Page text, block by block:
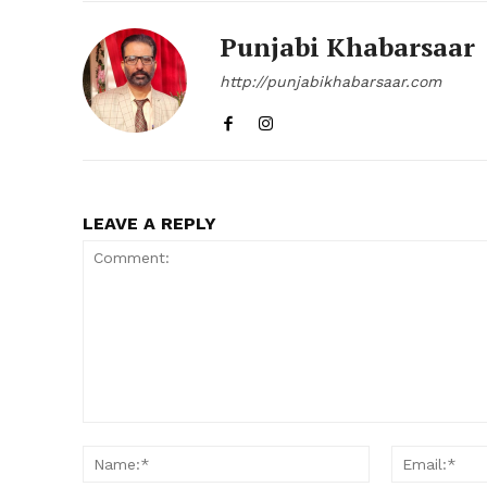
Punjabi Khabarsaar
http://punjabikhabarsaar.com
LEAVE A REPLY
Name:*